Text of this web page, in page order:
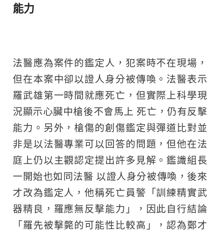
能力
法醫應為案件的鑑定人，犯案時不在現場，
但在本案中卻以證人身分被傳喚。法醫表示
羅武雄第一時間就應死亡，但實際上科學現
況顯示心臟中槍後不會馬上 死亡，仍有反擊
能力。另外，槍傷的創傷鑑定與彈道比對並
非是以法醫專業可以回答的問題，但他在法
庭上仍以主觀認定提出許多見解。鑑識組長
一開始也如同法醫 以證人身分被傳喚，後來
才改為鑑定人，他稱死亡員警「訓練精實武
器精良，羅應無反擊能力」，因此自行結論
「羅先被擊斃的可能性比較高」，認為鄭才